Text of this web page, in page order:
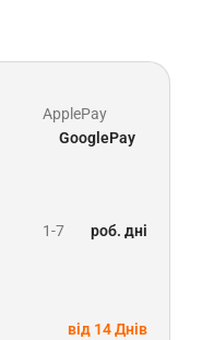
ApplePay
GooglePay
1-7 роб. дні
від 14 Днів